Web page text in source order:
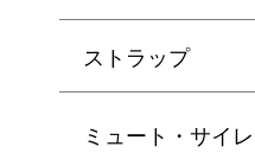
ストラップ
ミュート・サイレ